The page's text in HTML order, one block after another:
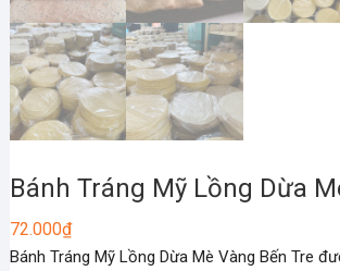
Bánh Tráng Mỹ Lồng Dừa
72.000₫
Bánh Tráng Mỹ Lồng Dừa Mè Vàng Bến Tre